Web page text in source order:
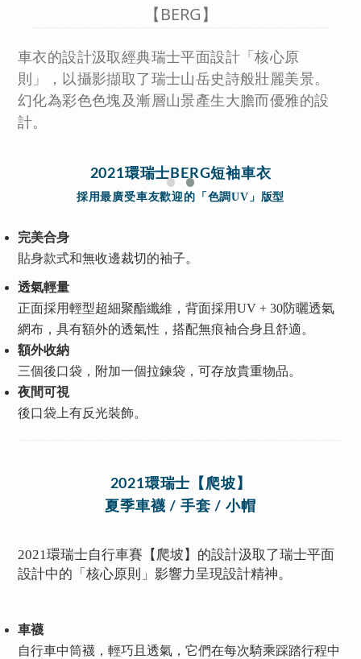
【BERG】
車衣的設計汲取經典瑞士平面設計「核心原
則」，以攝影擷取了瑞士山岳史詩般壯麗美景。
幻化為彩色色塊及漸層山景產生大膽而優雅的設
計。
2021環瑞士BERG短袖車衣
採用最廣受車友歡迎的「色調UV」版型
完美合身
貼身款式和無收邊裁切的袖子。
透氣輕量
正面採用輕型超細聚酯纖維，背面採用UV + 30防曬透氣
網布，具有額外的透氣性，搭配無痕袖合身且舒適。
額外收納
三個後口袋，附加一個拉鍊袋，可存放貴重物品。
夜間可視
後口袋上有反光裝飾。
2021環瑞士【爬坡】
夏季車襪 / 手套 / 小帽
2021環瑞士自行車賽【爬坡】的設計汲取了瑞士平面
設計中的「核心原則」影響力呈現設計精神。
車襪
自行車中筒襪，輕巧且透氣，它們在每次騎乘踩踏行程中